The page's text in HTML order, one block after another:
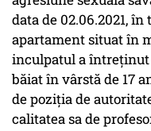
data de 02.06.2021,
apartament situat în
inculpatul a întreţinut
băiat în vârstă de 17
de poziţia de
calitatea sa de